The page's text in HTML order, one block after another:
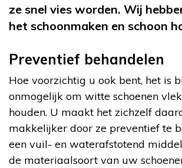
ze snel vies worden. Wij
het schoonmaken en schoon
Preventief behandelen
Hoe voorzichtig u ook bent, het is
onmogelijk om witte schoenen
houden. U maakt het zichzelf
makkelijker door ze preventief te
een vuil- en waterafstotend
de materiaalsoort van uw